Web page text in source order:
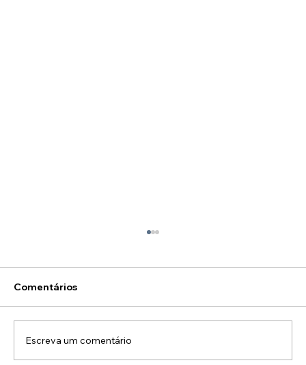
Comentários
Escreva um comentário